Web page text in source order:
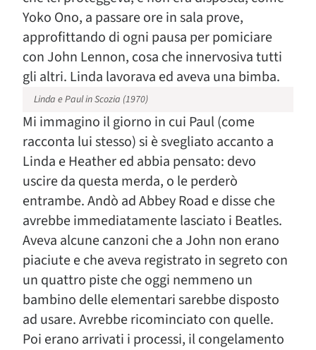
Yoko Ono, a passare ore in sala prove,
approfittando di ogni pausa per pomiciare
con John Lennon, cosa che innervosiva tutti
gli altri. Linda lavorava ed aveva una bimba.
Linda e Paul in Scozia (1970)
Mi immagino il giorno in cui Paul (come
racconta lui stesso) si è svegliato accanto a
Linda e Heather ed abbia pensato: devo
uscire da questa merda, o le perderò
entrambe. Andò ad Abbey Road e disse che
avrebbe immediatamente lasciato i Beatles.
Aveva alcune canzoni che a John non erano
piaciute e che aveva registrato in segreto con
un quattro piste che oggi nemmeno un
bambino delle elementari sarebbe disposto
ad usare. Avrebbe ricominciato con quelle.
Poi erano arrivati i processi, il congelamento